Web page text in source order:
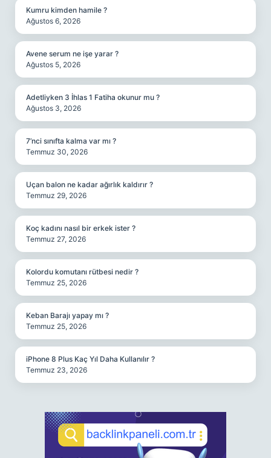
Kumru kimden hamile ?
Ağustos 6, 2026
Avene serum ne işe yarar ?
Ağustos 5, 2026
Adetliyken 3 İhlas 1 Fatiha okunur mu ?
Ağustos 3, 2026
7’nci sınıfta kalma var mı ?
Temmuz 30, 2026
Uçan balon ne kadar ağırlık kaldırır ?
Temmuz 29, 2026
Koç kadını nasıl bir erkek ister ?
Temmuz 27, 2026
Kolordu komutanı rütbesi nedir ?
Temmuz 25, 2026
Keban Barajı yapay mı ?
Temmuz 25, 2026
iPhone 8 Plus Kaç Yıl Daha Kullanılır ?
Temmuz 23, 2026